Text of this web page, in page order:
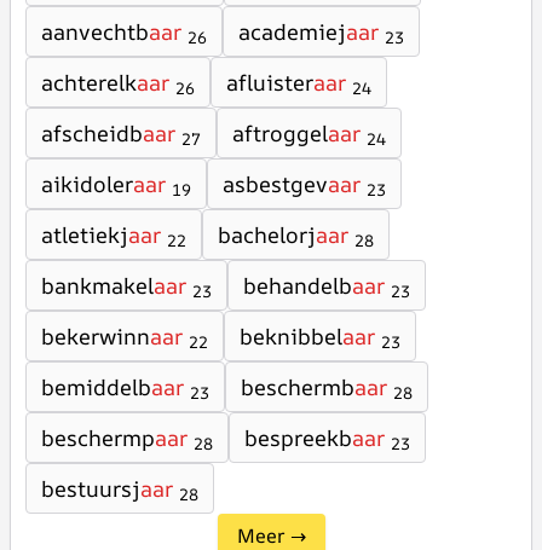
aanvechtbaar 26 academiejaar 23
achterelkaar 26 afluisteraar 24
afscheidbaar 27 aftroggelaar 24
aikidoleraar 19 asbestgevaar 23
atletiekjaar 22 bachelorjaar 28
bankmakelaar 23 behandelbaar 23
bekerwinnaar 22 beknibbelaar 23
bemiddelbaar 23 beschermbaar 28
beschermpaar 28 bespreekbaar 23
bestuursjaar 28
Meer →